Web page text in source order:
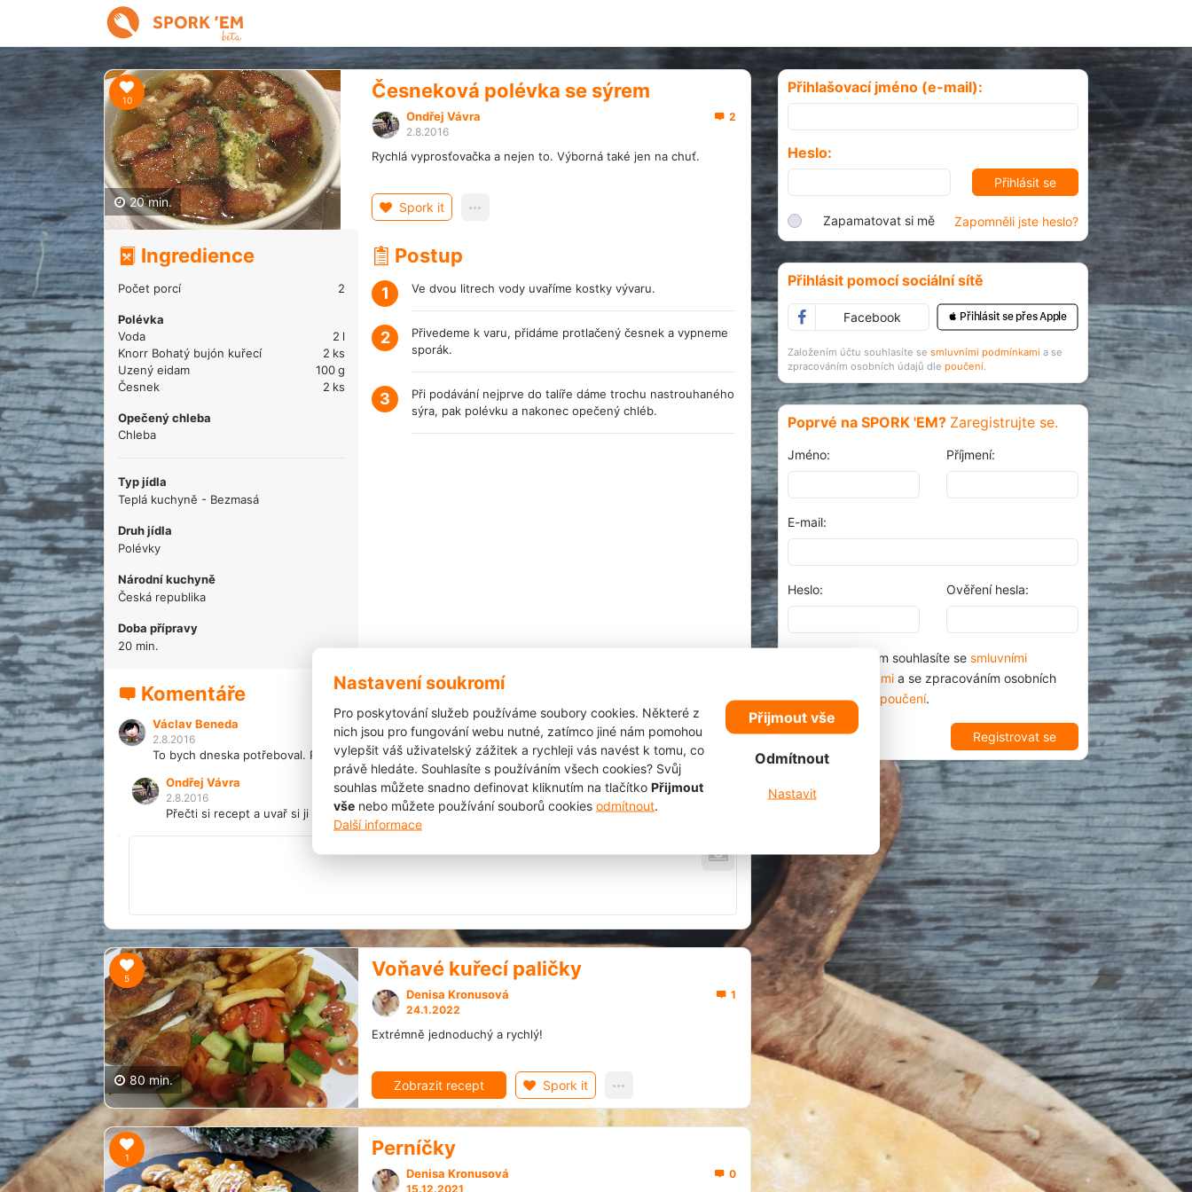
Nastavení soukromí
Pro poskytování služeb používáme soubory cookies. Některé z
nich jsou pro fungování webu nutné, zatímco jiné nám pomohou
vylepšit váš uživatelský zážitek a rychleji vás navést k tomu, co
právě hledáte. Souhlasíte s používáním všech cookies? Svůj
souhlas můžete snadno definovat kliknutím na tlačítko Přijmout
vše nebo můžete používání souborů cookies odmítnout.
Další informace
Přijmout vše
Odmítnout
Nastavit
20 min.
10 Česneková polévka se sýrem
2
Ondřej Vávra
2.8.2016
Rychlá vyprosťovačka a nejen to. Výborná také jen na chuť.
Spork it
Ingredience
Počet porcí 2
Polévka
Voda
2 l
Knorr Bohatý bujón kuřecí
2 ks
Uzený eidam
100 g
Česnek
2 ks
Opečený chleba
Chleba
Typ jídla
Teplá kuchyně - Bezmasá
Druh jídla
Polévky
Národní kuchyně
Česká republika
Doba přípravy
20 min.
Postup
1 Ve dvou litrech vody uvaříme kostky vývaru.
2
Přivedeme k varu, přidáme protlačený česnek a vypneme
sporák.
3
Při podávání nejprve do talíře dáme trochu nastrouhaného
sýra, pak polévku a nakonec opečený chléb.
Komentáře
Václav Beneda
2.8.2016
To bych dneska potřeboval. Přijedeš mi jí udelat?
Ondřej Vávra
2.8.2016
Přečti si recept a uvař si ji sám, ty ochlasto 😃
80 min.
5 Voňavé kuřecí paličky
1
Denisa Kronusová
24.1.2022
Extrémně jednoduchý a rychlý!
Zobrazit recept Spork it
1 Perníčky
0
Denisa Kronusová
15.12.2021
Přihlašovací jméno (e-mail):
Heslo:
Zapamatovat si mě Zapomněli jste heslo?
Přihlásit pomocí sociální sítě
Facebook  Přihlásit se přes Apple
Založením účtu souhlasíte se smluvními podmínkami a se
zpracováním osobních údajů dle poučení.
Poprvé na SPORK 'EM? Zaregistrujte se.
Jméno: Příjmení:
E-mail:
Heslo: Ověření hesla:
Přihlášením souhlasíte se smluvními
podmínkami a se zpracováním osobních
údajů dle poučení.